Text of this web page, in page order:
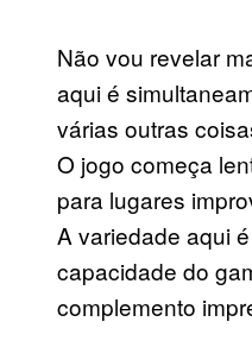
Não vou revelar
aqui é
várias outras
O jogo começa
para lugares
A variedade aqui
capacidade do
complemento